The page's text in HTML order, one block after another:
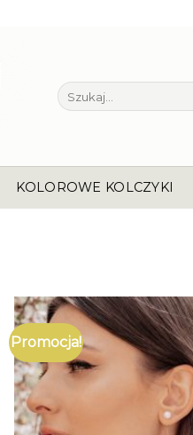
Szukaj:
KOLOROWE KOLCZYKI
Promocja!